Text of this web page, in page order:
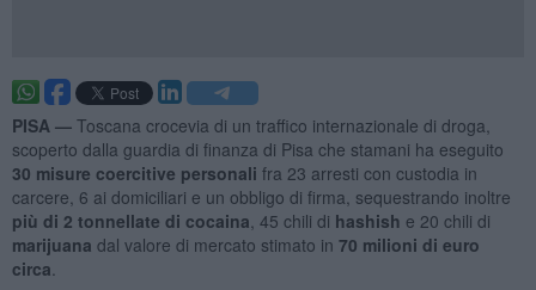
PISA — Toscana crocevia di un traffico internazionale di droga,
scoperto dalla guardia di finanza di Pisa che stamani ha eseguito
30 misure coercitive personali fra 23 arresti con custodia in
carcere, 6 ai domiciliari e un obbligo di firma, sequestrando inoltre
più di 2 tonnellate di cocaina , 45 chili di hashish e 20 chili di
marijuana dal valore di mercato stimato in 70 milioni di euro
circa